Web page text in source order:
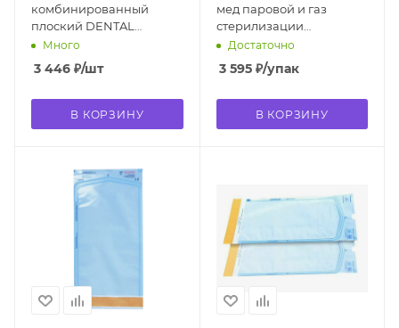
комбинированный
плоский DENTAL
FORMULA РКП
паров.газов. стер. 300
мм * 200 м
Много
3 446 ₽/шт
В КОРЗИНУ
мед паровой и газ
стерилизации
самозапечат (бумага/
пленка) 250*400 мм (200
шт)
Достаточно
3 595₽/упак
В КОРЗИНУ